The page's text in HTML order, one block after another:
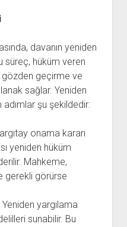
davanın yeniden
süreç, hüküm veren
gözden geçirme ve
sağlar. Yeniden
şu şekildedir:
onama kararı
yeniden hüküm
Mahkeme,
gerekli görürse
Yeniden yargılama
sunabilir. Bu